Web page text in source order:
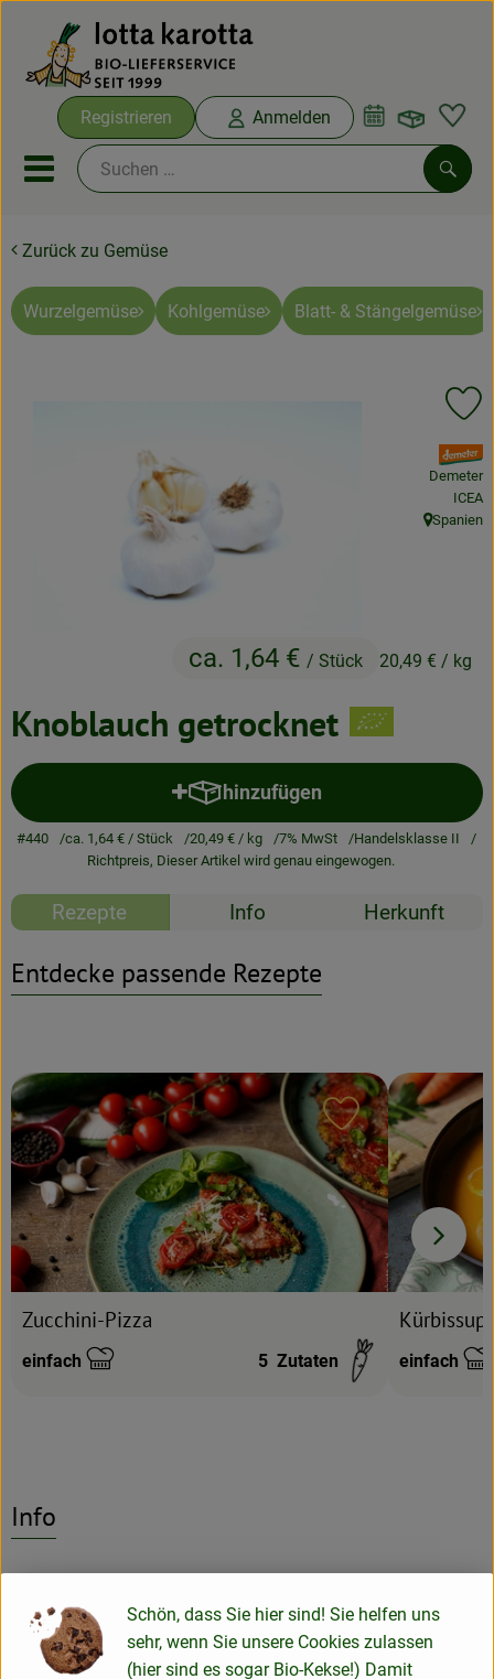
Registrieren Anmelden
Mobiles Menu öffnen oder
Ökokisten
Bio-Kochboxen
Saisonthemen
Neues & Angebote
Getränke
So gehts
Blog
Bio-Kochboxen
Zurück zu Gemüse
Wurzelgemüse Kohlgemüse Blatt- & Stängelgemüse
Knoblauch getrocknet
ca. 1,64 € / Stück 20,49 € / kg
, Verband:
Demeter
,ICEA
, Herkunft:
Spanien
hinzufügen
Produkt zum Warenkorb
#440 ca. 1,64 € / Stück 20,49 € / kg 7% MwSt
Handelsklasse II
Richtpreis, Dieser Artikel wird genau eingewogen.
Rezepte Info Herkunft
Entdecke passende Rezepte
Zucchini-Pizza
Schwierigkeit:
einfach 5 Zutaten
Rezept zu
einfach
Info
Produktinformationen
Schön, dass Sie hier sind! Sie helfen uns
sehr, wenn Sie unsere Cookies zulassen
(hier sind es sogar Bio-Kekse!) Damit